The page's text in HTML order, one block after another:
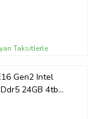
+ Zetta
Taksitlerle
Gen2 Intel
24GB 4tb
16" Wuxga IPS